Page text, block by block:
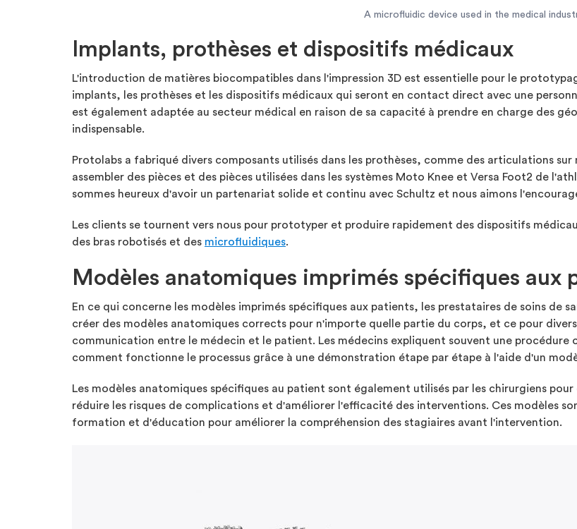
A microfluidic device used in the medical
Implants, prothèses et dispositifs médicaux
L'introduction de matières biocompatibles dans l'impression 3D est essentielle pour le
implants, les prothèses et les dispositifs médicaux qui seront en contact direct avec une
est également adaptée au secteur médical en raison de sa capacité à prendre en charge des
indispensable.
Protolabs a fabriqué divers composants utilisés dans les prothèses, comme des articulations
assembler des pièces et des pièces utilisées dans les systèmes Moto Knee et Versa Foot2 de
sommes heureux d'avoir un partenariat solide et continu avec Schultz et nous aimons
Les clients se tournent vers nous pour prototyper et produire rapidement des dispositifs
des bras robotisés et des microfluidiques.
Modèles anatomiques imprimés spécifiques aux
En ce qui concerne les modèles imprimés spécifiques aux patients, les prestataires de soins de
créer des modèles anatomiques corrects pour n'importe quelle partie du corps, et ce pour
communication entre le médecin et le patient. Les médecins expliquent souvent une
comment fonctionne le processus grâce à une démonstration étape par étape à l'aide d'un
Les modèles anatomiques spécifiques au patient sont également utilisés par les chirurgiens
réduire les risques de complications et d'améliorer l'efficacité des interventions. Ces modèles
formation et d'éducation pour améliorer la compréhension des stagiaires avant l'intervention.